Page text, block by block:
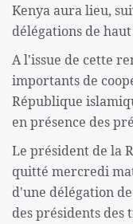
Kenya aura lieu,
délégations de
A l'issue de cette
importants de
République
en présence des
Le président de la
quitté mercredi
d'une délégation
des présidents des